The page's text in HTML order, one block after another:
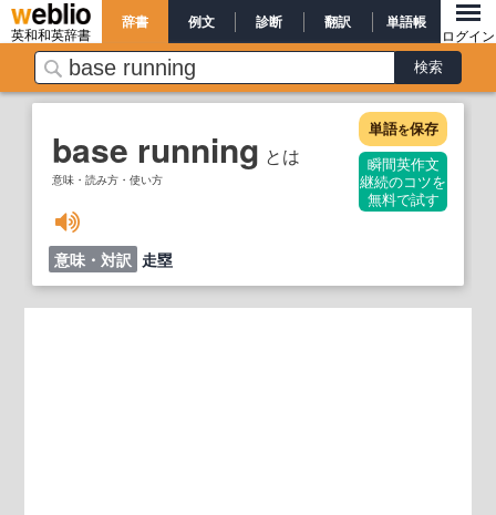
英和和英辞書
辞書 例文 診断 翻訳 単語帳
ログイン
base running とは
意味・読み方・使い方
単語を保存
瞬間英作文
継続のコツを
無料で試す
意味・対訳 走塁